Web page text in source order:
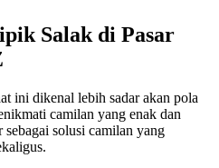
Salak di Pasar
ini dikenal lebih sadar akan pola
camilan yang enak dan
solusi camilan yang